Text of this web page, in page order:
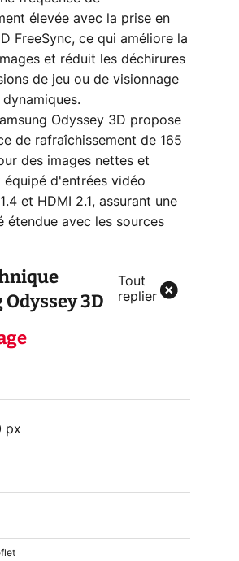
élevée avec la prise en
FreeSync, ce qui améliore la
et réduit les déchirures
de jeu ou de visionnage
Odyssey 3D propose
de rafraîchissement de 165
des images nettes et
équipé d'entrées vidéo
et HDMI 2.1, assurant une
étendue avec les sources
3D
Tout
replier
px